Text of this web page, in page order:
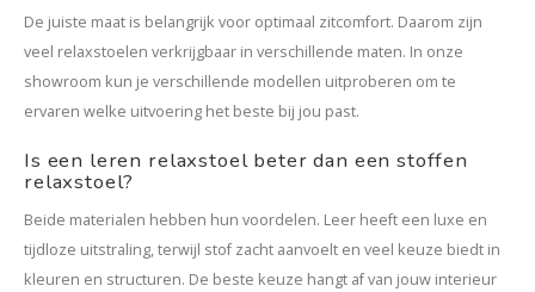
De juiste maat is belangrijk voor optimaal zitcomfort. Daarom zijn
veel relaxstoelen verkrijgbaar in verschillende maten. In onze
showroom kun je verschillende modellen uitproberen om te
ervaren welke uitvoering het beste bij jou past.
Is een leren relaxstoel beter dan een stoffen
relaxstoel?
Beide materialen hebben hun voordelen. Leer heeft een luxe en
tijdloze uitstraling, terwijl stof zacht aanvoelt en veel keuze biedt in
kleuren en structuren. De beste keuze hangt af van jouw interieur